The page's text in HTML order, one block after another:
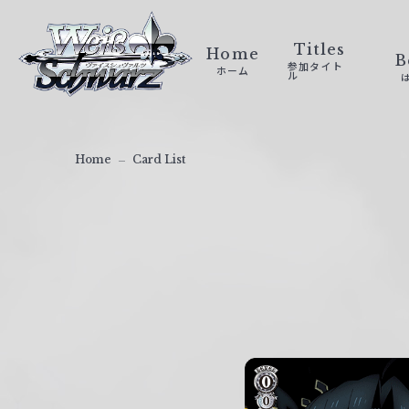
ァ
Home
ホーム
Titles
参加タイト
ル
Home Card List